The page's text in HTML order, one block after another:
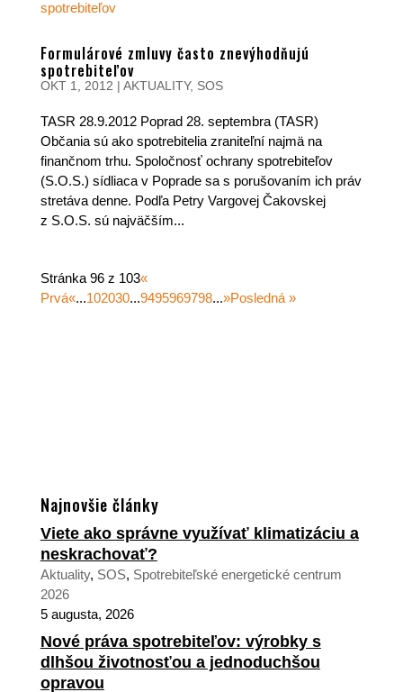
Formulárové zmluvy často znevýhodňujú
spotrebiteľov
OKT 1, 2012 | AKTUALITY, SOS
TASR 28.9.2012 Poprad 28. septembra (TASR)
Občania sú ako spotrebitelia zraniteľní najmä na
finančnom trhu. Spoločnosť ochrany spotrebiteľov
(S.O.S.) sídliaca v Poprade sa s porušovaním ich práv
stretáva denne. Podľa Petry Vargovej Čakovskej
z S.O.S. sú najväčším...
Stránka 96 z 103«
Prvá«...102030...9495969798...»Posledná »
Najnovšie články
Viete ako správne využívať klimatizáciu a
neskrachovať?
Aktuality, SOS, Spotrebiteľské energetické centrum
2026
5 augusta, 2026
Nové práva spotrebiteľov: výrobky s
dlhšou životnosťou a jednoduchšou
opravou